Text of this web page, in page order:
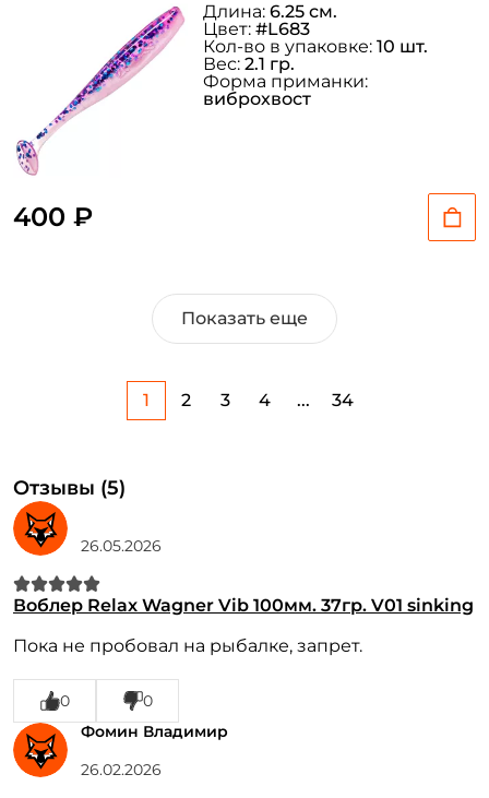
400 ₽
Длина: 6.25 см.
Цвет: #L683
Кол-во в упаковке: 10 шт.
Вес: 2.1 гр.
Форма приманки:
виброхвост
Показать еще
1 2 3 4 ... 34
Отзывы (5)
26.05.2026
Воблер Relax Wagner Vib 100мм. 37гр. V01 sinking
Пока не пробовал на рыбалке, запрет.
0
0
Фомин Владимир
26.02.2026